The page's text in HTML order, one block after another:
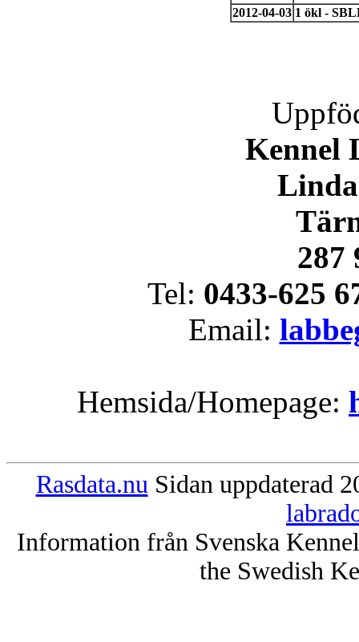
2012-04-03 1 ökl -
Kennel
287
Tel: 0433-625
Email:
Hemsida/Homepage:
Rasdata.nu Sidan uppdaterad
Information från Svenska
the Swedish